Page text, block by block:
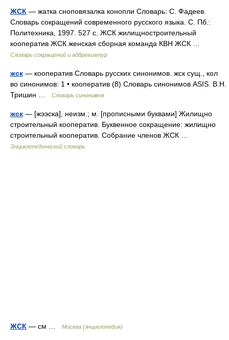
ЖСК — жатка сноповязалка конопли Словарь: С. Фадеев.
Словарь сокращений современного русского языка. С. Пб.:
Политехника, 1997. 527 с. ЖСК жилищностроительный
кооператив ЖСК женская сборная команда КВН ЖСК …
Словарь сокращений и аббревиатур
жск — кооператив Словарь русских синонимов. жск сущ., кол
во синонимов: 1 • кооператив (8) Словарь синонимов ASIS. В.Н.
Тришин …
Словарь синонимов
жск — [жээска], неизм.; м. [прописными буквами] Жилищно
строительный кооператив. Буквенное сокращение: жилищно
строительный кооператив. Собрание членов ЖСК …
Энциклопедический словарь
ЖСК — см … Москва (энциклопедия)